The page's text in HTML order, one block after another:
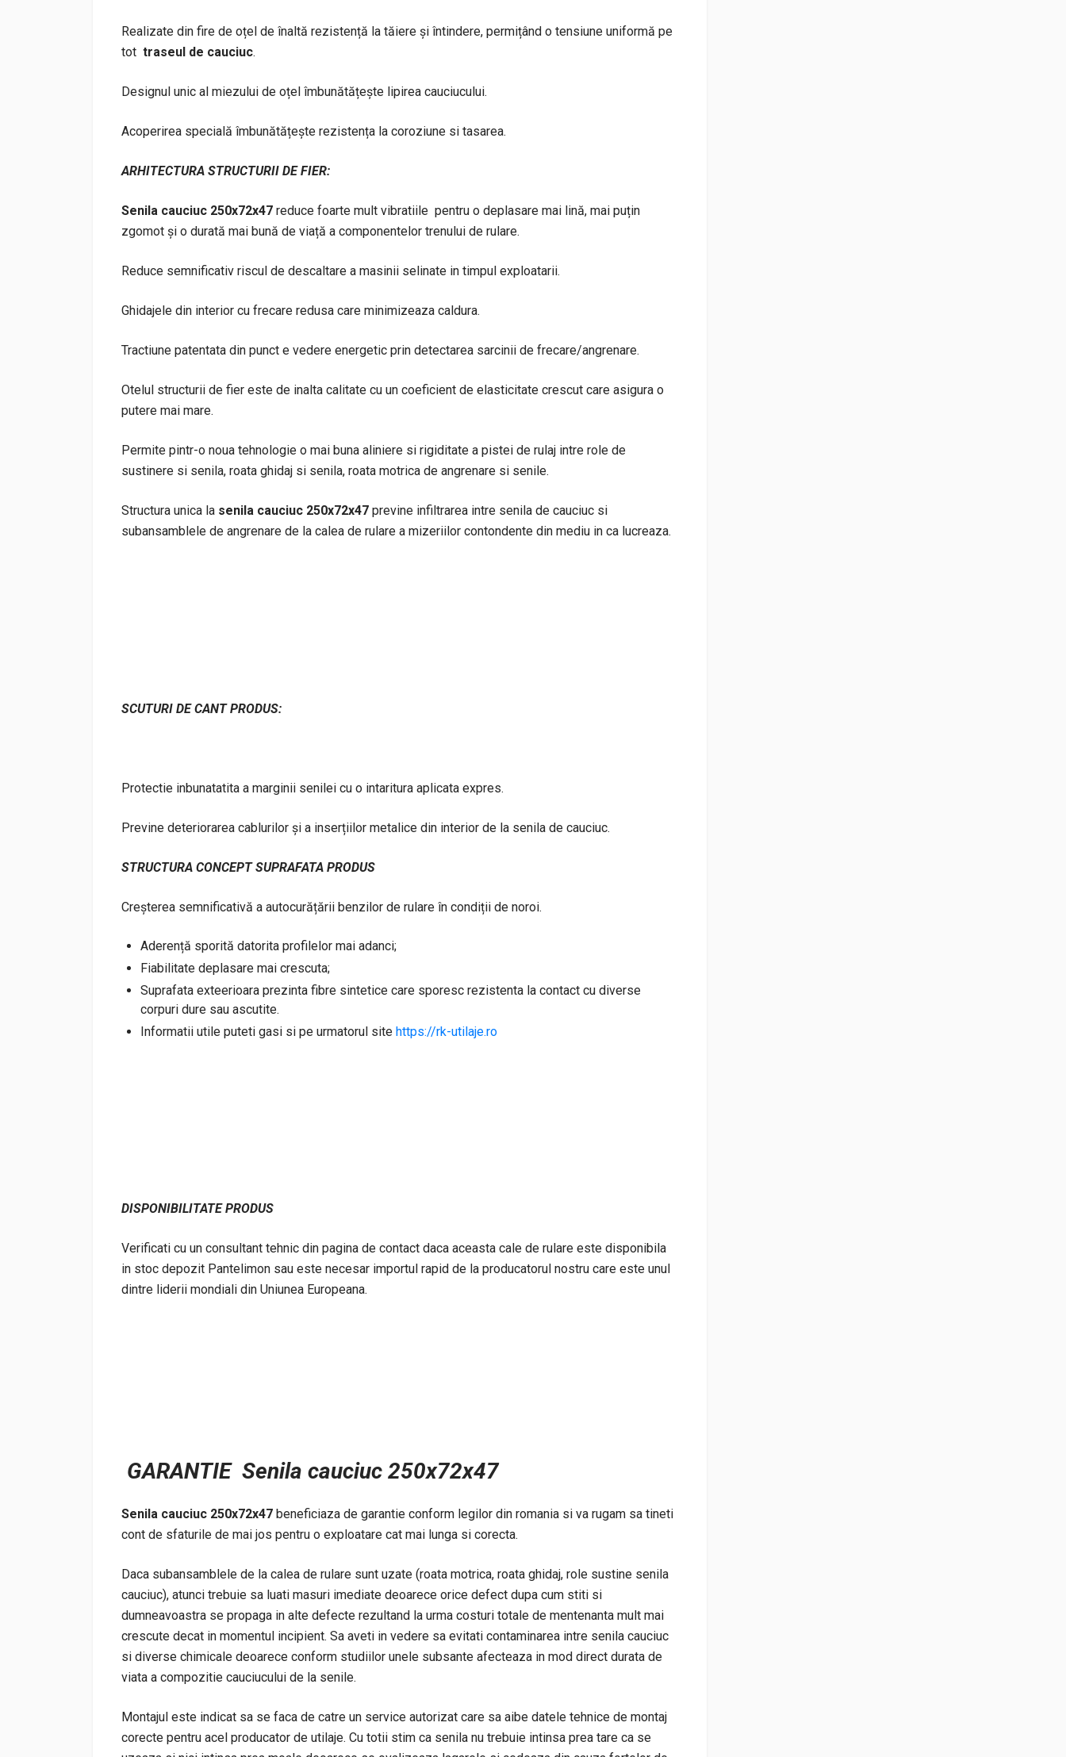
Realizate din fire de oțel de înaltă rezistență la tăiere și întindere, permițând o tensiune uniformă pe
tot traseul de cauciuc.
Designul unic al miezului de oțel îmbunătățește lipirea cauciucului.
Acoperirea specială îmbunătățește rezistența la coroziune si tasarea.
ARHITECTURA STRUCTURII DE FIER:
Senila cauciuc 250x72x47 reduce foarte mult vibratiile pentru o deplasare mai lină, mai puțin
zgomot și o durată mai bună de viață a componentelor trenului de rulare.
Reduce semnificativ riscul de descaltare a masinii selinate in timpul exploatarii.
Ghidajele din interior cu frecare redusa care minimizeaza caldura.
Tractiune patentata din punct e vedere energetic prin detectarea sarcinii de frecare/angrenare.
Otelul structurii de fier este de inalta calitate cu un coeficient de elasticitate crescut care asigura o
putere mai mare.
Permite pintr-o noua tehnologie o mai buna aliniere si rigiditate a pistei de rulaj intre role de
sustinere si senila, roata ghidaj si senila, roata motrica de angrenare si senile.
Structura unica la senila cauciuc 250x72x47 previne infiltrarea intre senila de cauciuc si
subansamblele de angrenare de la calea de rulare a mizeriilor contondente din mediu in ca lucreaza.
SCUTURI DE CANTPRODUS:
Protectie inbunatatita a marginii senilei cu o intaritura aplicata expres.
Previne deteriorarea cablurilor și a inserțiilor metalice din interior de la senila de cauciuc.
STRUCTURA CONCEPT SUPRAFATA PRODUS
Creșterea semnificativă a autocurățării benzilor de rulare în condiții de noroi.
Aderență sporită datorita profilelor mai adanci;
Fiabilitate deplasare mai crescuta;
Suprafata exteerioara prezinta fibre sintetice care sporesc rezistenta la contact cu diverse
corpuri dure sau ascutite.
Informatii utile puteti gasi si pe urmatorul site https://rk-utilaje.ro
DISPONIBILITATEPRODUS
Verificati cu un consultant tehnic din pagina de contact daca aceasta cale de rulare este disponibila
in stoc depozit Pantelimon sau este necesar importul rapid de la producatorul nostru care este unul
dintre liderii mondiali din Uniunea Europeana.
GARANTIE Senila cauciuc 250x72x47
Senila cauciuc 250x72x47 beneficiaza de garantie conform legilor din romania si va rugam sa tineti
cont de sfaturile de mai jos pentru o exploatare cat mai lunga si corecta.
Daca subansamblele de la calea de rulare sunt uzate (roata motrica, roata ghidaj, role sustine senila
cauciuc), atunci trebuie sa luati masuri imediate deoarece orice defect dupa cum stiti si
dumneavoastra se propaga in alte defecte rezultand la urma costuri totale de mentenanta mult mai
crescute decat in momentul incipient. Sa aveti in vedere sa evitati contaminarea intre senila cauciuc
si diverse chimicale deoarece conform studiilor unele subsante afecteaza in mod direct durata de
viata a compozitie cauciucului de la senile.
Montajul este indicat sa se faca de catre un service autorizat care sa aibe datele tehnice de montaj
corecte pentru acel producator de utilaje. Cu totii stim ca senila nu trebuie intinsa prea tare ca se